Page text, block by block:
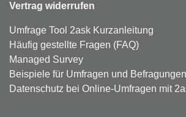
Vertrag widerrufen
Umfrage Tool 2ask Kurzanleitung
Häufig gestellte Fragen (FAQ)
Managed Survey
Beispiele für Umfragen und Befragungen
Datenschutz bei Online-Umfragen mit